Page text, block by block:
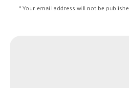
Your email address will not be